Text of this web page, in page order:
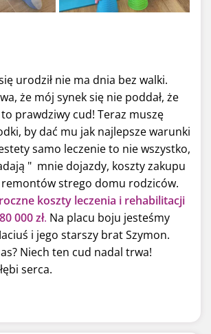
urodził nie ma dnia bez walki.
że mój synek się nie poddał, że
prawdziwy cud! Teraz muszę
by dać mu jak najlepsze warunki
samo leczenie to nie wszystko,
" mnie dojazdy, koszty zakupu
remontów strego domu rodziców.
roczne koszty leczenia i rehabilitacji
000 zł. Na placu boju jesteśmy
i jego starszy brat Szymon.
Niech ten cud nadal trwa!
serca.